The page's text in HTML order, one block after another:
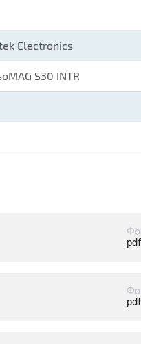
Electronics
S30 INTR
pdf
pdf